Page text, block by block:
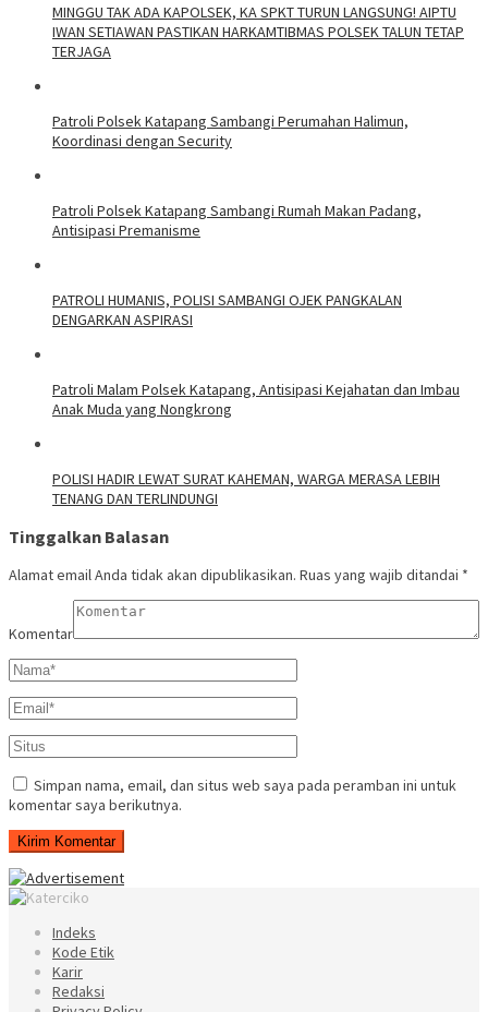
MINGGU TAK ADA KAPOLSEK, KA SPKT TURUN LANGSUNG! AIPTU
IWAN SETIAWAN PASTIKAN HARKAMTIBMAS POLSEK TALUN TETAP
TERJAGA
‎Patroli Polsek Katapang Sambangi Perumahan Halimun,
Koordinasi dengan Security
‎Patroli Polsek Katapang Sambangi Rumah Makan Padang,
Antisipasi Premanisme
‎PATROLI HUMANIS, POLISI SAMBANGI OJEK PANGKALAN
DENGARKAN ASPIRASI
‎Patroli Malam Polsek Katapang, Antisipasi Kejahatan dan Imbau
Anak Muda yang Nongkrong
‎POLISI HADIR LEWAT SURAT KAHEMAN, WARGA MERASA LEBIH
TENANG DAN TERLINDUNGI
Tinggalkan Balasan
Alamat email Anda tidak akan dipublikasikan. Ruas yang wajib ditandai *
Komentar
Simpan nama, email, dan situs web saya pada peramban ini untuk
komentar saya berikutnya.
Indeks
Kode Etik
Karir
Redaksi